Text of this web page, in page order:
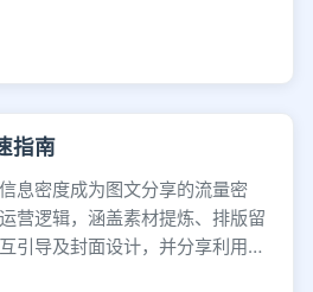
指南
息密度成为图文分享的流量密
营逻辑，涵盖素材提炼、排版留
引导及封面设计，并分享利用私